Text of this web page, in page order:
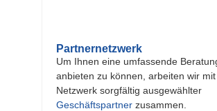
Partnernetzwerk
Um Ihnen eine umfassende
anbieten zu können, arbeiten wir
Netzwerk sorgfältig ausgewählter
Geschäftspartner zusammen.